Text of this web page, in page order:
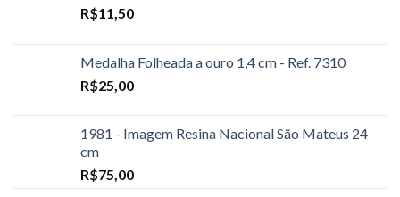
R$11,50
Medalha Folheada a ouro 1,4 cm - Ref. 7310
R$25,00
1981 - Imagem Resina Nacional São Mateus 24
cm
R$75,00